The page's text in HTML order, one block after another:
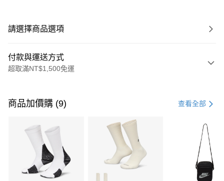
請選擇商品選項
付款與運送方式
超取滿NT$1,500免運
信用卡一次付款
3 期 0 利率 每期 21家銀行
合作金庫商業銀行
第一商業銀行
華南商業銀行
彰化商業銀行
上海商業儲蓄銀行
Apple Pay
商品加價購 (9) 查看全部